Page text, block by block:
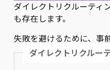
ダイレクトリクルーティ
も存在します。
失敗を避けるために、事
ダイレクトリクルー